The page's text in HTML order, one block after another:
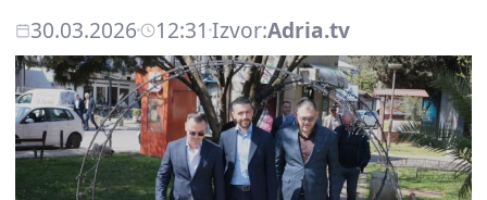
30.03.2026 12:31 Izvor:Adria.tv